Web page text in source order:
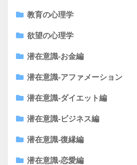
教育の心理学
欲望の心理学
潜在意識-お金編
潜在意識-アファメーション
潜在意識-ダイエット編
潜在意識-ビジネス編
潜在意識-復縁編
潜在意識-恋愛編